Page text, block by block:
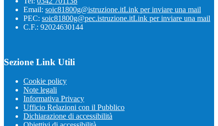
Email: soic81800g@istruzione.itLink per inviare una mail
PEC: soic81800g@pec.istruzione.itLink per inviare una mail
C.F.: 92024630144
Sezione Link Utili
Cookie policy
Note legali
Informativa Privacy
Ufficio Relazioni con il Pubblico
Dichiarazione di accessibilità